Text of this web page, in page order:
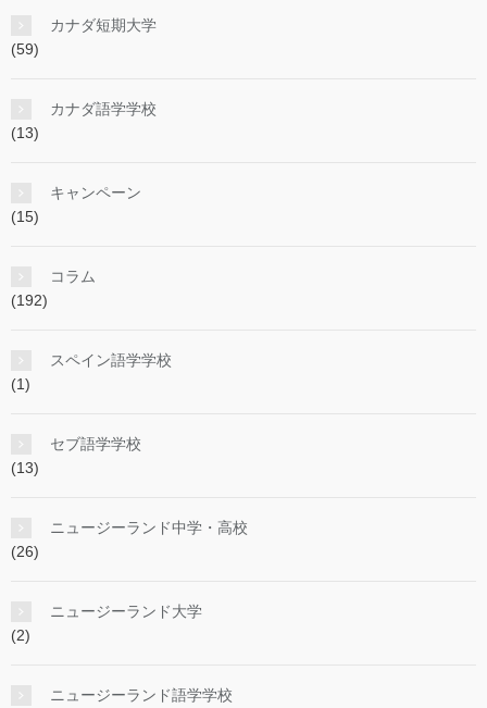
カナダ短期大学
(59)
カナダ語学学校
(13)
キャンペーン
(15)
コラム
(192)
スペイン語学学校
(1)
セブ語学学校
(13)
ニュージーランド中学・高校
(26)
ニュージーランド大学
(2)
ニュージーランド語学学校